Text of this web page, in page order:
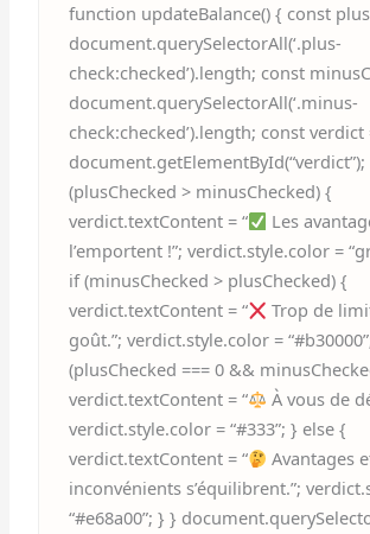
function updateBalance() { const
document.querySelectorAll(‘.plus-
check:checked’).length; const
document.querySelectorAll(‘.minus-
check:checked’).length; const verdict
(plusChecked > minusChecked) {
verdict.textContent = “
Les
l’emportent !”; verdict.style.color =
if (minusChecked > plusChecked) {
verdict.textContent = “
Trop de
goût.”; verdict.style.color =
(plusChecked === 0 &&
verdict.textContent = “
À vous de
verdict.style.color = “#333”; } else {
verdict.textContent = “
Avantages
inconvénients s’équilibrent.”;
“#e68a00”; } }